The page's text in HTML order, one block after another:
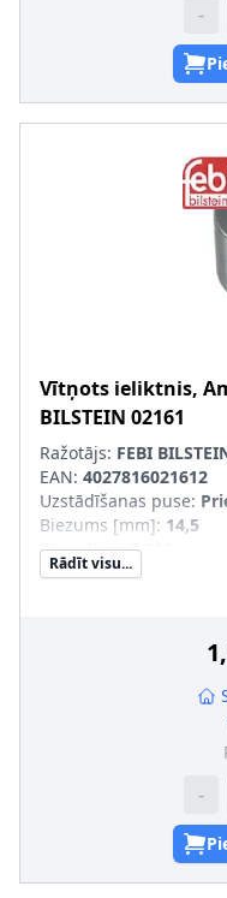
-
Vītņots ieliktnis,
BILSTEIN 02161
Ražotājs: FEBI
EAN: 4027816021612
Uzstādīšanas puse:
Biezums [mm]: 14,5
Masa [kg]:0,016
Ārējais diametrs [mm]
Rādīt visu...
-